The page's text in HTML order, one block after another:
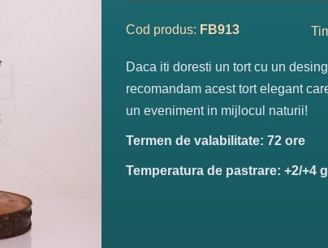
Cod produs: FB913
Daca iti doresti un tort cu un
recomandam acest tort elegant
un eveniment in mijlocul naturii!
Termen de valabilitate: 72 ore
Temperatura de pastrare: +2/+4